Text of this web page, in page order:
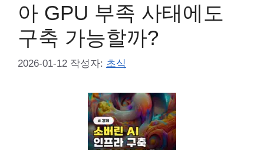
아 GPU 부족 사태에도
구축 가능할까?
2026-01-12 작성자: 초식